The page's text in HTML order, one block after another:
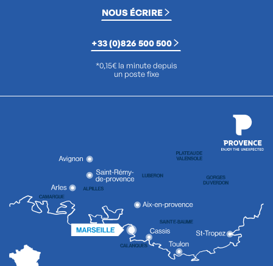
NOUS ÉCRIRE
+33 (0)826 500 500
*0,15€ la minute depuis
un poste fixe